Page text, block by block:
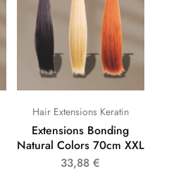
Hair Extensions Keratin
Extensions Bonding
Natural Colors 70cm XXL
33,88€